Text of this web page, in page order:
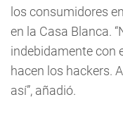
los consumidores
en la Casa Blanca.
indebidamente con
hacen los hackers.
así”, añadió.